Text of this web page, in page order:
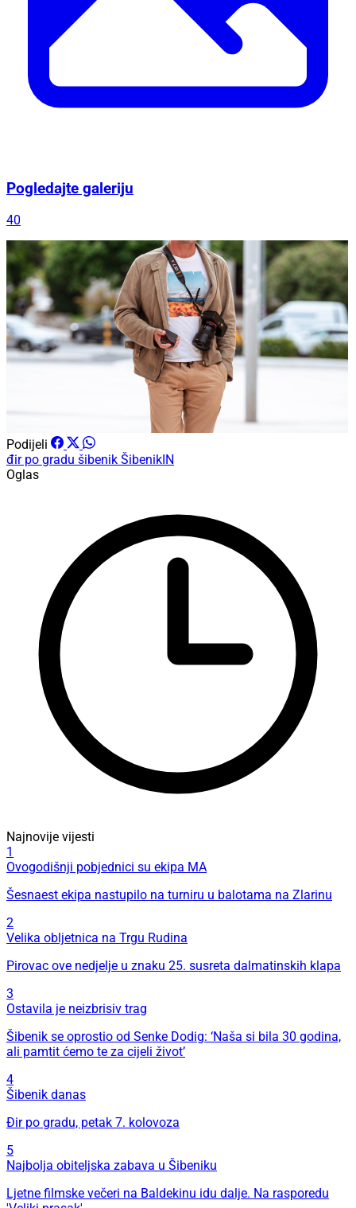
Pogledajte galeriju
40
Podijeli
đir po gradu šibenik ŠibenikIN
Oglas
Najnovije vijesti
1
Ovogodišnji pobjednici su ekipa MA
Šesnaest ekipa nastupilo na turniru u balotama na Zlarinu
2
Velika obljetnica na Trgu Rudina
Pirovac ove nedjelje u znaku 25. susreta dalmatinskih klapa
3
Ostavila je neizbrisiv trag
Šibenik se oprostio od Senke Dodig: ‘Naša si bila 30 godina,
ali pamtit ćemo te za cijeli život’
4
Šibenik danas
Đir po gradu, petak 7. kolovoza
5
Najbolja obiteljska zabava u Šibeniku
Ljetne filmske večeri na Baldekinu idu dalje. Na rasporedu